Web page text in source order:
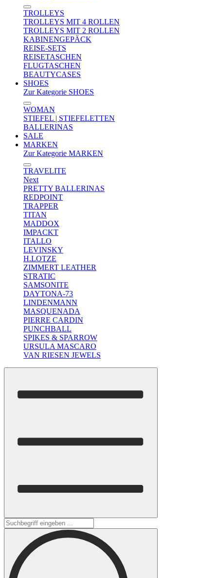
TROLLEYS
TROLLEYS MIT 4 ROLLEN
TROLLEYS MIT 2 ROLLEN
KABINENGEPÄCK
REISE-SETS
REISETASCHEN
FLUGTASCHEN
BEAUTYCASES
SHOES
Zur Kategorie SHOES
WOMAN
STIEFEL | STIEFELETTEN
BALLERINAS
SALE
MARKEN
Zur Kategorie MARKEN
TRAVELITE
Next
PRETTY BALLERINAS
REDPOINT
TRAPPER
TITAN
MADDOX
IMPACKT
ITALLO
LEVINSKY
H.LOTZE
ZIMMERT LEATHER
STRATIC
SAMSONITE
DAYTONA-73
LINDENMANN
MASQUENADA
PIERRE CARDIN
PUNCHBALL
SPIKES & SPARROW
URSULA MASCARO
VAN RIESEN JEWELS